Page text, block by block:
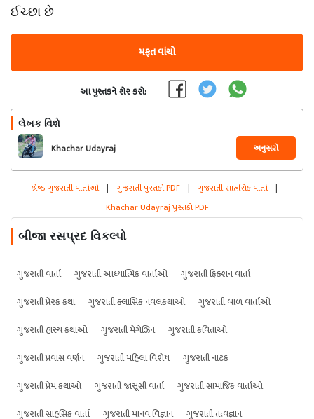
ઈચ્છા છે
મફત વાંચો
આ પુસ્તકને શેર કરો:
લેખક વિશે
Khachar Udayraj અનુસરો
શ્રેષ્ઠ ગુજરાતી વાર્તાઓ | ગુજરાતી પુસ્તકો PDF | ગુજરાતી સાહસિક વાર્તા |
Khachar Udayraj પુસ્તકો PDF
બીજા રસપ્રદ વિકલ્પો
ગુજરાતી વાર્તા ગુજરાતી આધ્યાત્મિક વાર્તાઓ
ગુજરાતી ફિક્શન વાર્તા
ગુજરાતી પ્રેરક કથા
ગુજરાતી ક્લાસિક નવલકથાઓ
ગુજરાતી બાળ વાર્તાઓ
ગુજરાતી હાસ્ય કથાઓ
ગુજરાતી મેગેઝિન
ગુજરાતી કવિતાઓ
ગુજરાતી પ્રવાસ વર્ણન
ગુજરાતી મહિલા વિશેષ
ગુજરાતી નાટક
ગુજરાતી પ્રેમ કથાઓ
ગુજરાતી જાસૂસી વાર્તા
ગુજરાતી સામાજિક વાર્તાઓ
ગુજરાતી સાહસિક વાર્તા
ગુજરાતી માનવ વિજ્ઞાન ગુજરાતી તત્વજ્ઞાન